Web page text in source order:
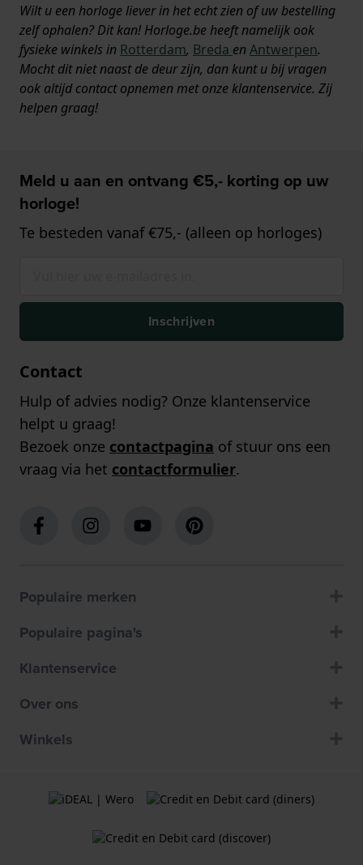
Wilt u een horloge liever in het echt zien of uw bestelling
zelf ophalen? Dit kan! Horloge.be heeft namelijk ook
fysieke winkels in Rotterdam, Breda enAntwerpen.
Mocht dit niet naast de deur zijn, dan kunt u bij vragen
ook altijd contact opnemen met onze klantenservice. Zij
helpen graag!
Meld u aan en ontvang €5,- korting op uw
horloge!
Te besteden vanaf €75,- (alleen op horloges)
Inschrijven
Contact
Hulp of advies nodig? Onze klantenservice
helpt u graag!
Bezoek onze contactpagina of stuur ons een
vraag via het contactformulier.
Populaire merken
Populaire pagina's
Klantenservice
Over ons
Winkels